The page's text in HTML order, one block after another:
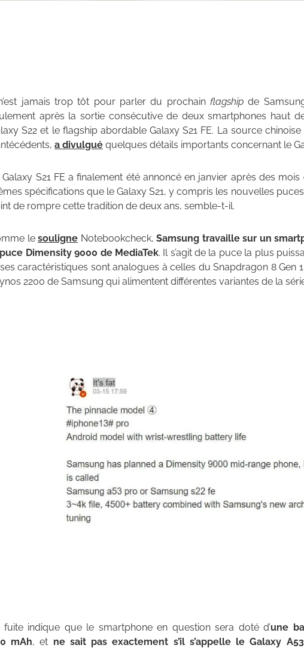
jamais trop tôt pour parler du prochain flagship de
après la sortie consécutive de deux smartphones haut
S22 et le flagship abordable Galaxy S21 FE. La source chinoise
a divulgué quelques détails importants concernant le
Galaxy S21 FE a finalement été annoncé en janvier après des
spécifications que le Galaxy S21, y compris les nouvelles
de rompre cette tradition de deux ans, semble-t-il.
le souligne Notebookcheck, Samsung travaille sur un
Dimensity 9000 de MediaTek. Il s’agit de la puce la plus
caractéristiques sont analogues à celles du Snapdragon 8 Gen
2200 de Samsung qui alimentent différentes variantes de la
fuite indique que le smartphone en question sera doté d’une
mAh, et ne sait pas exactement s’il s’appelle le Galaxy